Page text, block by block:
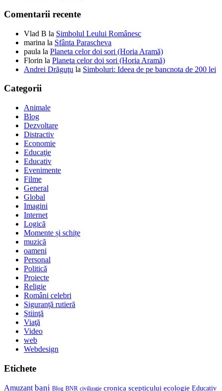
Comentarii recente
Vlad B la Simbolul Leului Românesc
marina la Sfânta Parascheva
paula la Planeta celor doi sori (Horia Aramă)
Florin la Planeta celor doi sori (Horia Aramă)
Andrei Drăguţu la Simboluri: Ideea de pe bancnota de 200 lei
Categorii
Animale
Blog
Dezvoltare
Distractiv
Economie
Educaţie
Educativ
Evenimente
Filme
General
Global
Imagini
Internet
Logică
Momente și schițe
muzică
oameni
Personal
Politică
Proiecte
Religie
Români celebri
Siguranță rutieră
Ştiinţă
Viaţă
Video
web
Webdesign
Etichete
Amuzant bani Blog BNR civilizaţie cronica scepticului ecologie Educativ